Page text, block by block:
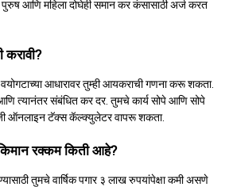
पुरुष आणि महिला दोघेही समान कर कंसासाठी अर्ज करत
वयोगटाच्या आधारावर तुम्ही आयकराची गणना करू शकता.
त्यानंतर संबंधित कर दर. तुमचे कार्य सोपे आणि सोपे
ऑनलाइन टॅक्स कॅल्क्युलेटर वापरू शकता.
रक्कम किती आहे?
तुमचे वार्षिक पगार ३ लाख रुपयांपेक्षा कमी असणे